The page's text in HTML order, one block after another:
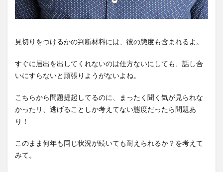
見切りをつけるかの判断材料には、彼の態度も含まれるよ。
すぐに届出を出してくれないのは仕方ないにしても、話し合
いにすらないと頑張りようがないよね。
こちらから問題提起してるのに、まったく聞く気が見られな
かったリ、逃げることしか考えてない態度だったら問題あ
り！
このまま何年も同じ状況が続いても耐えられるか？を考えて
みて。